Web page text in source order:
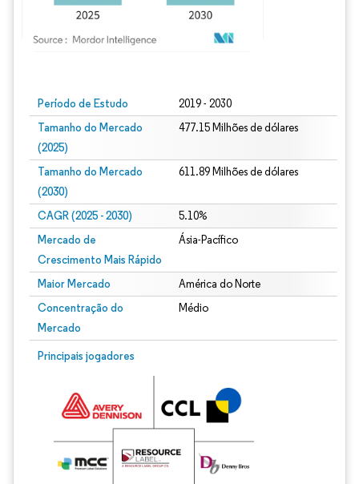
Período de Estudo 2019 - 2030
Tamanho do Mercado
(2025)
477.15 Milhões de dólares
Tamanho do Mercado
(2030)
611.89 Milhões de dólares
CAGR (2025 - 2030) 5.10%
Mercado de
Crescimento Mais Rápido
Ásia-Pacífico
Maior Mercado América do Norte
Concentração do
Mercado
Médio
Principais jogadores